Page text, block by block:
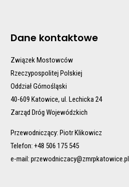
Dane kontaktowe
Związek Mostowców
Rzeczypospolitej Polskiej
Oddział Górnośląski
40-609 Katowice, ul. Lechicka 24
Zarząd Dróg Wojewódzkich
Przewodniczący: Piotr Klikowicz
Telefon: +48 506 175 545
e-mail:przewodniczacy@zmrpkatowice.pl